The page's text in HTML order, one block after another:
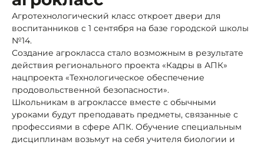
Агротехнологический класс откроет двери для
воспитанников с 1 сентября на базе городской школы
№14.
Создание агрокласса стало возможным в результате
действия регионального проекта «Кадры в АПК»
нацпроекта «Технологическое обеспечение
продовольственной безопасности».
Школьникам в агроклассе вместе с обычными
уроками будут преподавать предметы, связанные с
профессиями в сфере АПК. Обучение специальным
дисциплинам возьмут на себя учителя биологии и